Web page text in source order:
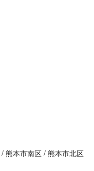
熊本市南区 熊本市北区